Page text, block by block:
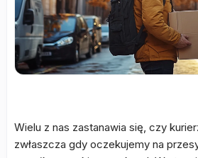
Wielu z nas zastanawia się, czy
zwłaszcza gdy oczekujemy na